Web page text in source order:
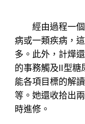
經由過程一個
病或一類疾病，
多。此外，計燁
的事務觸及Ⅱ型糖
能各項目標的解
等。她還收拾出
時進修。